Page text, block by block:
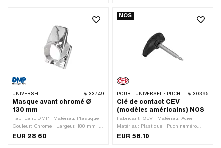
UNIVERSEL 33749
Masque avant chromé Ø
130 mm
Fabricant: DMP · Matériau: Plastique ·
Couleur: Chrome · Largeur: 180 mm ·
Ø intérieur: 130 mm · Hauteur: 300
EUR 28.60
NOS
POUR : UNIVERSEL · PUCH · SACHS 30395
Clé de contact CEV
(modèles américains) NOS
Fabricant: CEV · Matériau: Acier ·
Matériau: Plastique · Puch numéro
OEM: 270.6.53.021.1
EUR 56.10